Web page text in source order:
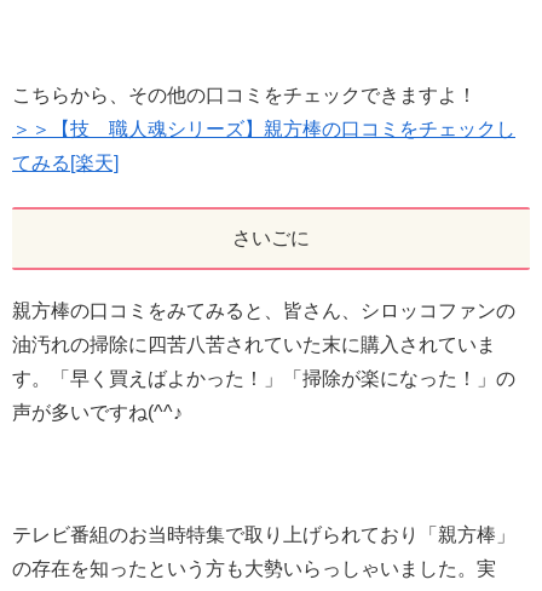
こちらから、その他の口コミをチェックできますよ！
＞＞【技 職人魂シリーズ】親方棒の口コミをチェックし
てみる[楽天]
さいごに
親方棒の口コミをみてみると、皆さん、シロッコファンの
油汚れの掃除に四苦八苦されていた末に購入されていま
す。「早く買えばよかった！」「掃除が楽になった！」の
声が多いですね(^^♪
テレビ番組のお当時特集で取り上げられており「親方棒」
の存在を知ったという方も大勢いらっしゃいました。実